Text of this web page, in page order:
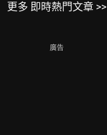
更多 即時熱門文章 >>
廣告